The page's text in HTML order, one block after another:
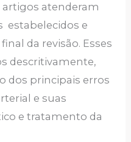
artigos atenderam
estabelecidos e
da revisão. Esses
descritivamente,
dos principais erros
e suas
e tratamento da